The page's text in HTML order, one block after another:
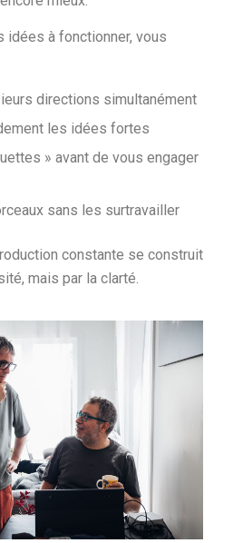
idées à fonctionner, vous
directions simultanément
les idées fortes
» avant de vous engager
sans les surtravailler
constante se construit
mais par la clarté.